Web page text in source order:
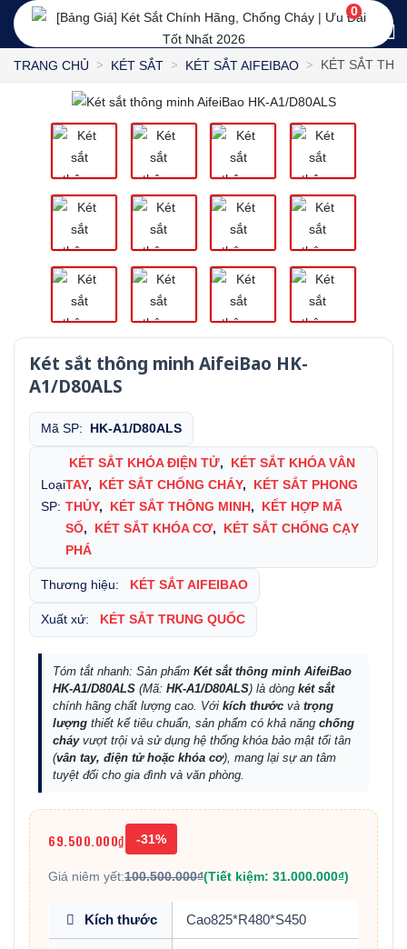
0
TRANG CHỦ KÉT SẮT KÉT SẮT AIFEIBAO KÉT SẮT
Két sắt thông minh AifeiBao HK-
A1/D80ALS
Mã SP: HK-A1/D80ALS
Loại
SP:
KÉT SẮT KHÓA ĐIỆN TỬ,
KÉT SẮT KHÓA VÂN
TAY, KÉT SẮT CHỐNG CHÁY,
KÉT SẮT PHONG
THỦY, KÉT SẮT THÔNG MINH ,
KẾT HỢP MÃ
SỐ, KÉT SẮT KHÓA CƠ,
KÉT SẮT CHỐNG CẠY
PHÁ
Thương hiệu: KÉT SẮT AIFEIBAO
Xuất xứ: KÉT SẮT TRUNG QUỐC
Tóm tắt nhanh: Sản phẩm Két sắt thông minh AifeiBao
HK-A1/D80ALS (Mã: HK-A1/D80ALS) là dòng két sắt
chính hãng chất lượng cao. Với kích thước và trọng
lượng thiết kế tiêu chuẩn, sản phẩm có khả năng chống
cháyvượt trội và sử dụng hệ thống khóa bảo mật tối tân
(vân tay, điện tử hoặc khóa cơ), mang lại sự an tâm
tuyệt đối cho gia đình và văn phòng.
69.500.000₫ -31%
Giá niêm yết:100.500.000₫(Tiết kiệm: 31.000.000₫)
Kích thước Cao825*R480*S450